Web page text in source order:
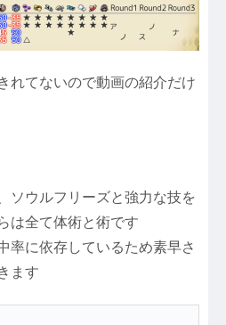
れてないので動画の紹介だけ
ソウルフリーズと強力な技を
は全て体術と術です
率に依存しているため素早さ
ます